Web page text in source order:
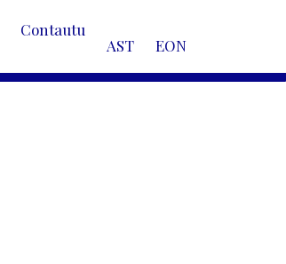
Contautu
AST
EON